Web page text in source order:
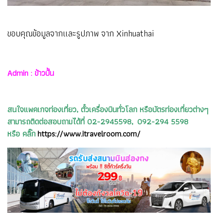
ขอบคุณข้อมูลจากและรูปภาพ จาก Xinhuathai
Admin : ข้าวปั้น
สนใจแพคเกจท่องเที่ยว, ตั๋วเครื่องบินทั่วโลก หรือบัตรท่องเที่ยวต่างๆ
สามารถติดต่อสอบถามได้ที่ 02-2945598, 092-294 5598
หรือ คลิ๊กhttps://www.itravelroom.com/